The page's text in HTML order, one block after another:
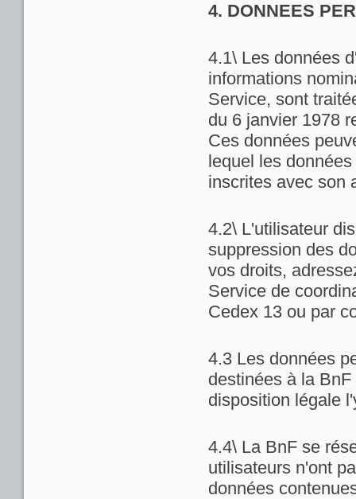
4. DONNEES
4.1\ Les données
informations
Service, sont
du 6 janvier 1978
Ces données
lequel les
inscrites avec son
4.2\ L'utilisateur
suppression des
vos droits,
Service de
Cedex 13 ou par
4.3 Les données
destinées à la
disposition légale
4.4\ La BnF se
utilisateurs n'ont
données